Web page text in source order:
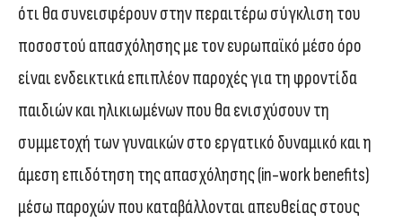
ότι θα συνεισφέρουν στην περαιτέρω σύγκλιση του
ποσοστού απασχόλησης με τον ευρωπαϊκό μέσο όρο
είναι ενδεικτικά επιπλέον παροχές για τη φροντίδα
παιδιών και ηλικιωμένων που θα ενισχύσουν τη
συμμετοχή των γυναικών στο εργατικό δυναμικό και η
άμεση επιδότηση της απασχόλησης (in-work benefits)
μέσω παροχών που καταβάλλονται απευθείας στους